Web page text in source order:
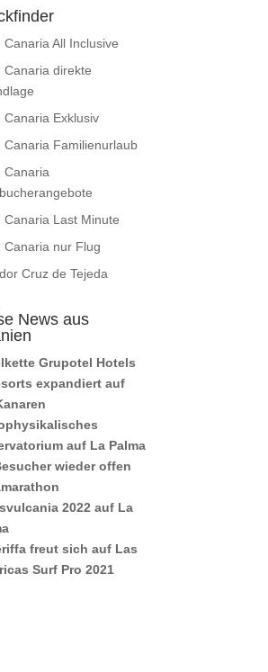
Canaria All Inclusive
Canaria direkte
Canaria Exklusiv
Canaria Familienurlaub
Canaria
Canaria Last Minute
Canaria nur Flug
Cruz de Tejeda
News aus
Grupotel Hotels
expandiert auf
auf La Palma
wieder offen
2022 auf La
freut sich auf Las
Surf Pro 2021